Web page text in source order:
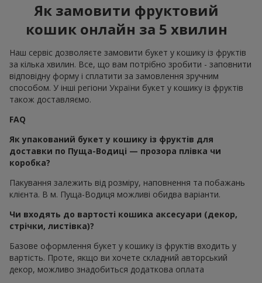
Як замовити фруктовий
кошик онлайн за 5 хвилин
Наш сервіс дозволяєте замовити букет у кошику із фруктів
за кілька хвилин. Все, що вам потрібно зробити - заповнити
відповідну форму і сплатити за замовлення зручним
способом. У інші регіони України букет у кошику із фруктів
також доставляємо.
FAQ
Як упакований букет у кошику із фруктів для
доставки по Пуща-Водиці — прозора плівка чи
коробка?
Пакування залежить від розміру, наповнення та побажань
клієнта. В м. Пуща-Водиця можливі обидва варіанти.
Чи входять до вартості кошика аксесуари (декор,
стрічки, листівка)?
Базове оформлення букет у кошику із фруктів входить у
вартість. Проте, якщо ви хочете складний авторський
декор, можливо знадобиться додаткова оплата